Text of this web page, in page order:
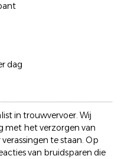
dag
in trouwvervoer. Wij
met het verzorgen van
te staan. Op
van bruidsparen die